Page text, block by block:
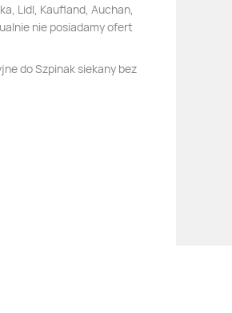
Lidl, Kaufland, Auchan,
nie posiadamy ofert
do Szpinak siekany bez